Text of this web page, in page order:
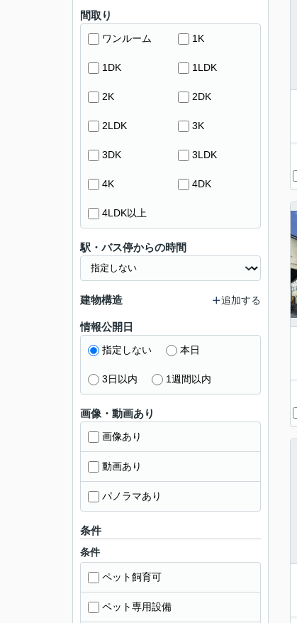
間取り
ワンルーム 1K
1DK 1LDK
2K 2DK
2LDK 3K
3DK 3LDK
4K 4DK
4LDK以上
駅・バス停からの時間
建物構造 追加する
情報公開日
指定しない 本日
3日以内 1週間以内
画像・動画あり
画像あり
動画あり
パノラマあり
条件
条件
ペット飼育可
ペット専用設備